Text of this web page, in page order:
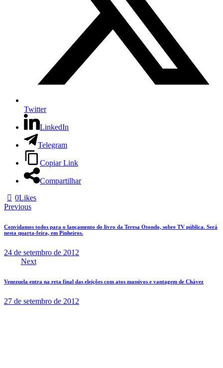
Twitter
LinkedIn
Telegram
Copiar Link
Compartilhar
0Likes
Navegação
de
Post
Previous
Convidamos todos para o lançamento do livro da Teresa Otondo, sobre TV pública. Será
nesta quarta-feira, em Pinheiros.
24 de setembro de 2012
Next
Venezuela entra na reta final das eleições com atos massivos e vantagem de Chávez
27 de setembro de 2012